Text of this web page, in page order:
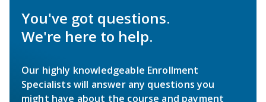
You've got questions.
We're here to help.
Our highly knowledgeable Enrollment
Specialists will answer any questions you
might have about the course and payment